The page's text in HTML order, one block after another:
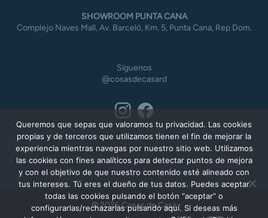
SHOWROOM PUNTA CANA
Complejo Naves Mall, Av. Barceló, Km. 5, Punta Cana, Rep Dom.
Síguenos
@cosasdecasard
© 2026 Cosas de Casa
Queremos que sepas que valoramos tu privacidad. Las cookies
propias y de terceros que utilizamos tienen el fin de mejorar la
experiencia mientras navegas por nuestro sitio web. Utilizamos
las cookies con fines analíticos para detectar puntos de mejora
y con el objetivo de que nuestro contenido esté alineado con
tus intereses. Tú eres el dueño de tus datos. Puedes aceptar
todas las cookies pulsando el botón “aceptar” o
configurarlas/rechazarlas pulsando aquí. Si deseas más